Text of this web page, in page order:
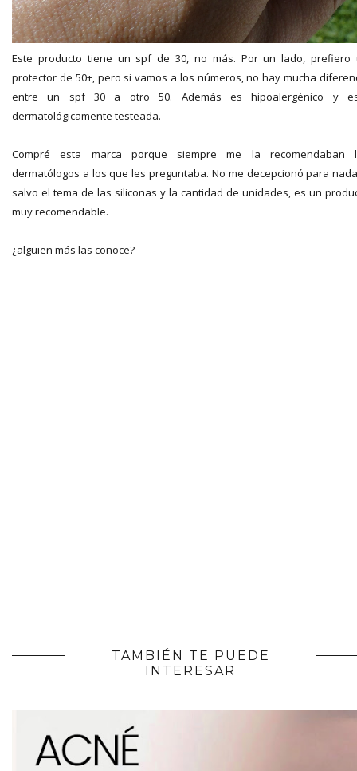
Este producto tiene un spf de 30, no más. Por un lado, prefiero
protector de 50+, pero si vamos a los números, no hay mucha
entre un spf 30 a otro 50. Además es hipoalergénico y
dermatológicamente testeada.
Compré esta marca porque siempre me la recomendaban
dermatólogos a los que les preguntaba. No me decepcionó para
salvo el tema de las siliconas y la cantidad de unidades, es un
muy recomendable.
¿alguien más las conoce?
TAMBIÉN TE PUEDE
INTERESAR